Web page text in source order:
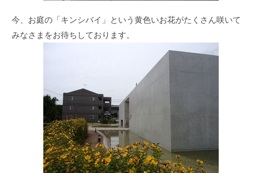
今、お庭の「キンシバイ」という黄色いお花がたくさん咲いて
みなさまをお待ちしております。